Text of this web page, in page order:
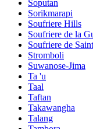
Soputan
Sorikmarapi
Soufriere Hills
Soufriere de la
Soufriere de
Stromboli
Suwanose-Jima
Ta 'u
Taal
Taftan
Takawangha
Talang